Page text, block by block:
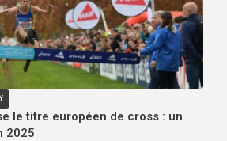
le titre européen de cross : un
2025